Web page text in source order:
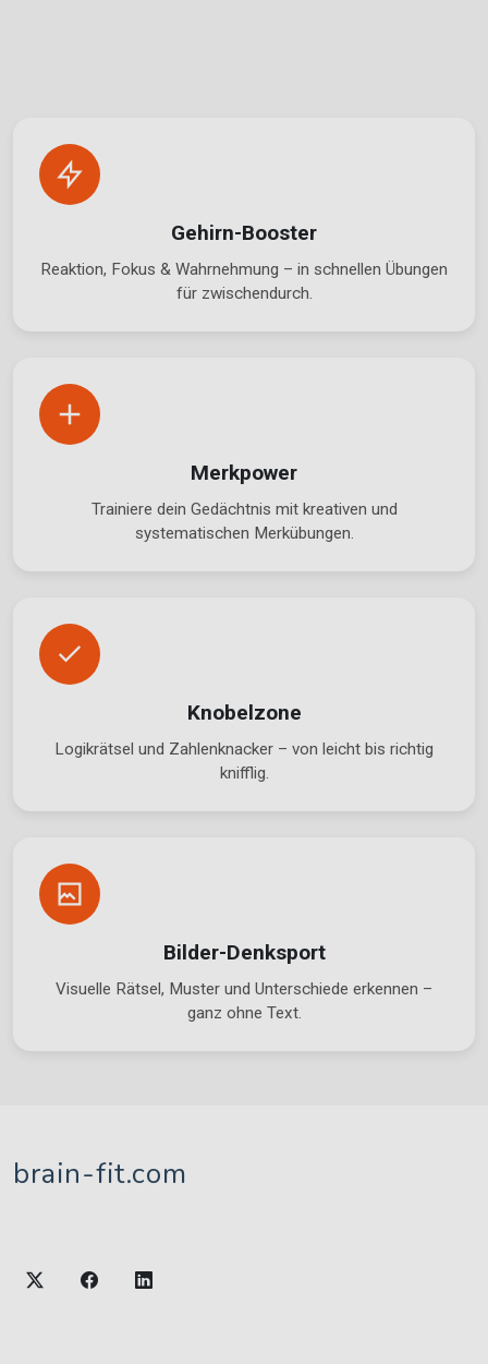
Gehirn-Booster
Reaktion, Fokus & Wahrnehmung – in schnellen Übungen
für zwischendurch.
Merkpower
Trainiere dein Gedächtnis mit kreativen und
systematischen Merkübungen.
Knobelzone
Logikrätsel und Zahlenknacker – von leicht bis richtig
knifflig.
Bilder-Denksport
Visuelle Rätsel, Muster und Unterschiede erkennen –
ganz ohne Text.
brain-fit.com